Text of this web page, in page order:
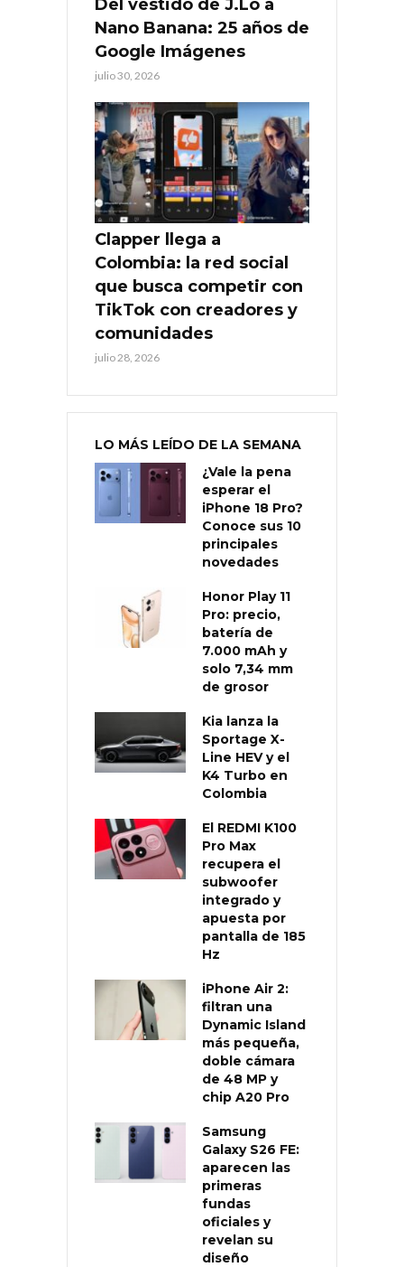
Del vestido de J.Lo a
Nano Banana: 25 años de
Google Imágenes
julio 30, 2026
Clapper llega a
Colombia: la red social
que busca competir con
TikTok con creadores y
comunidades
julio 28, 2026
LO MÁS LEÍDO DE LA SEMANA
¿Vale la pena
esperar el
iPhone 18 Pro?
Conoce sus 10
principales
novedades
Honor Play 11
Pro: precio,
batería de
7.000 mAh y
solo 7,34 mm
de grosor
Kia lanza la
Sportage X-
Line HEV y el
K4 Turbo en
Colombia
El REDMI K100
Pro Max
recupera el
subwoofer
integrado y
apuesta por
pantalla de 185
Hz
iPhone Air 2:
filtran una
Dynamic Island
más pequeña,
doble cámara
de 48 MP y
chip A20 Pro
Samsung
Galaxy S26 FE:
aparecen las
primeras
fundas
oficiales y
revelan su
diseño